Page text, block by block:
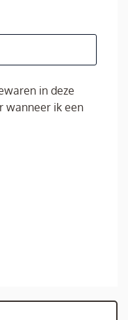
in deze
wanneer ik een